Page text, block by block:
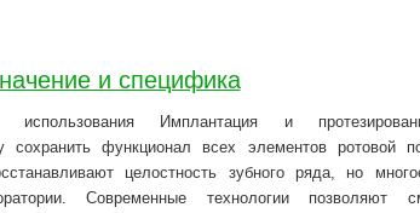
и специфика
использования Имплантация и
сохранить функционал всех элементов ротовой
целостность зубного ряда, но
Современные технологии позволяют